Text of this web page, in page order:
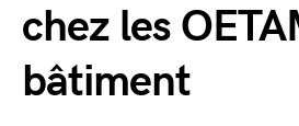
chez les
bâtiment